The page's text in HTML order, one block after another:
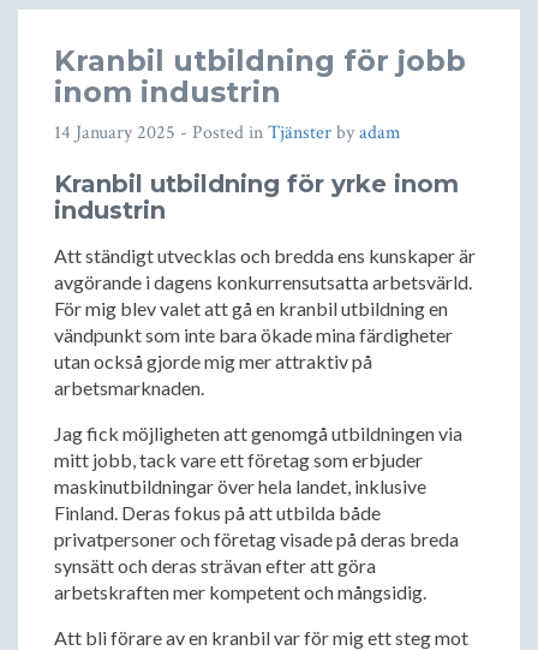
Kranbil utbildning för jobb
inom industrin
14 January 2025 - Posted inTjänsterbyadam
Kranbil utbildning för yrke inom
industrin
Att ständigt utvecklas och bredda ens kunskaper är
avgörande i dagens konkurrensutsatta arbetsvärld.
För mig blev valet att gå en kranbil utbildning en
vändpunkt som inte bara ökade mina färdigheter
utan också gjorde mig mer attraktiv på
arbetsmarknaden.
Jag fick möjligheten att genomgå utbildningen via
mitt jobb, tack vare ett företag som erbjuder
maskinutbildningar över hela landet, inklusive
Finland. Deras fokus på att utbilda både
privatpersoner och företag visade på deras breda
synsätt och deras strävan efter att göra
arbetskraften mer kompetent och mångsidig.
Att bli förare av en kranbil var för mig ett steg mot